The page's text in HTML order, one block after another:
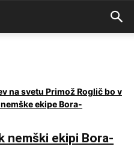
nemški ekipi Bora-